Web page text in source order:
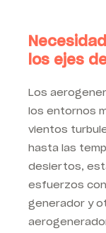
los ejes
Los
los entornos
vientos
hasta las
desiertos,
esfuerzos
generador y